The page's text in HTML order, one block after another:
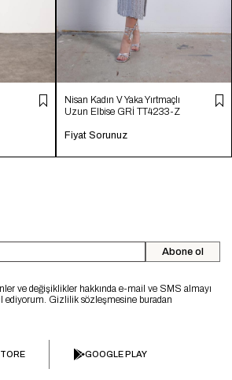
Nisan Kadın V Yaka Yırtmaçlı
Uzun Elbise GRİ TT4233-Z
Fiyat Sorunuz
Abone ol
ve değişiklikler hakkında e-mail ve SMS almayı
ediyorum. Gizlilik sözleşmesine buradan
GOOGLE PLAY